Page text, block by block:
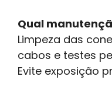
Qual
Limpeza das
cabos e testes
Evite exposição